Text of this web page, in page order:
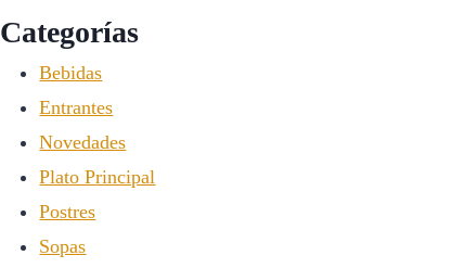
Categorías
Bebidas
Entrantes
Novedades
Plato Principal
Postres
Sopas